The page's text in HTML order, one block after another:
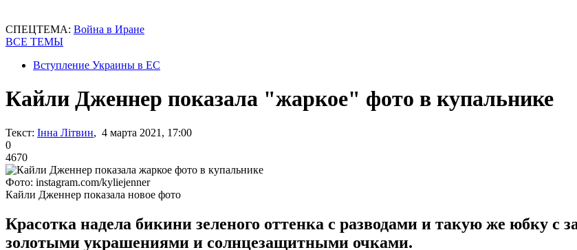
СПЕЦТЕМА: Война в Иране
ВСЕ ТЕМЫ
Вступление Украины в ЕС
Кайли Дженнер показала "жаркое" фото в купальнике
Текст: Інна Літвин, 4 марта 2021, 17:00
0
4670
Фото: instagram.com/kyliejenner
Кайли Дженнер показала новое фото
Красотка надела бикини зеленого оттенка с разводами и такую же юбку с
золотыми украшениями и солнцезащитными очками.